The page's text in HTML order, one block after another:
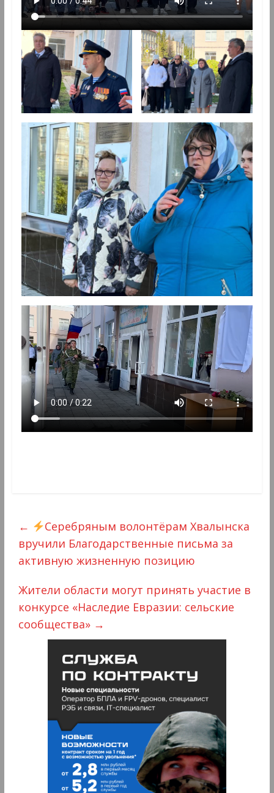
←
Серебряным волонтёрам Хвалынска
вручили Благодарственные письма за
активную жизненную позицию
Жители области могут принять участие в
конкурсе «Наследие Евразии: сельские
сообщества» →